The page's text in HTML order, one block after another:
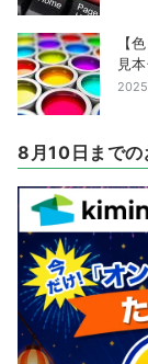
【
見
8月10日までの